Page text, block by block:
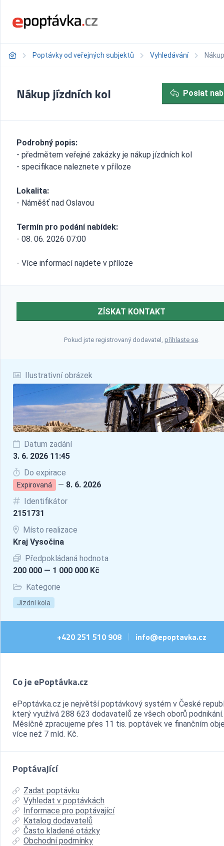
Poptávky od veřejných subjektů Vyhledávání
Ilustrativní obrázek
Datum zadání
3. 6. 2026 11:45
Do expirace
Expirovaná — 8. 6. 2026
Identifikátor
2151731
Místo realizace
Kraj Vysočina
Předpokládaná hodnota
200 000 — 1 000 000 Kč
Kategorie
Jízdní kola
Nákup jízdních kol Poslat
Podrobný popis:
- předmětem veřejné zakázky je nákup jízdních kol
- specifikace naleznete v příloze
Lokalita:
- Náměšť nad Oslavou
Termín pro podání nabídek:
- 08. 06. 2026 07:00
- Více informací najdete v příloze
ZÍSKAT KONTAKT
Pokud jste registrovaný dodavatel, přihlaste se.
+420 251 510 908 | info@epoptavka.cz
Co je ePoptávka.cz
ePoptávka.cz je největší poptávkový systém v České
který využívá 288 623 dodavatelů ze všech oborů podnikání.
Měsíčně zpracujeme přes 11 tis. poptávek ve finančním
více než 7 mld. Kč.
Poptávající
Zadat poptávku
Vyhledat v poptávkách
Informace pro poptávající
Katalog dodavatelů
Často kladené otázky
Obchodní podmínky